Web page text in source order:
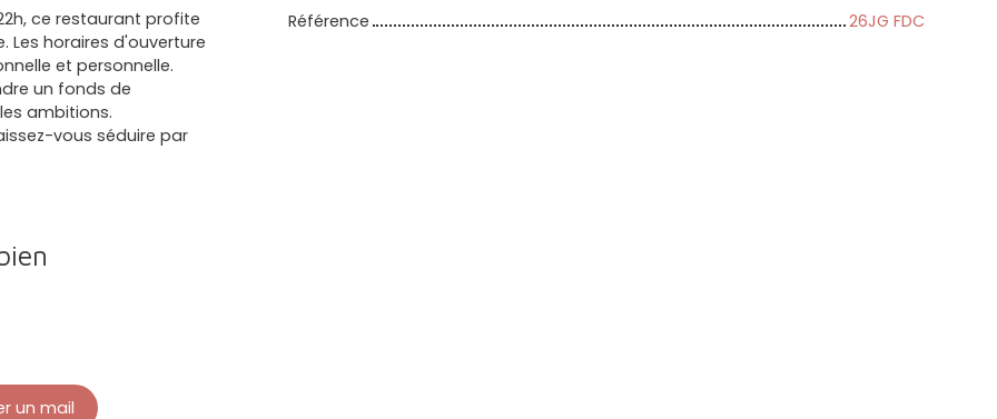
ce restaurant profite
Les horaires d'ouverture
et personnelle.
un fonds de
ambitions.
vous séduire par
un mail
Référence
26JG FDC